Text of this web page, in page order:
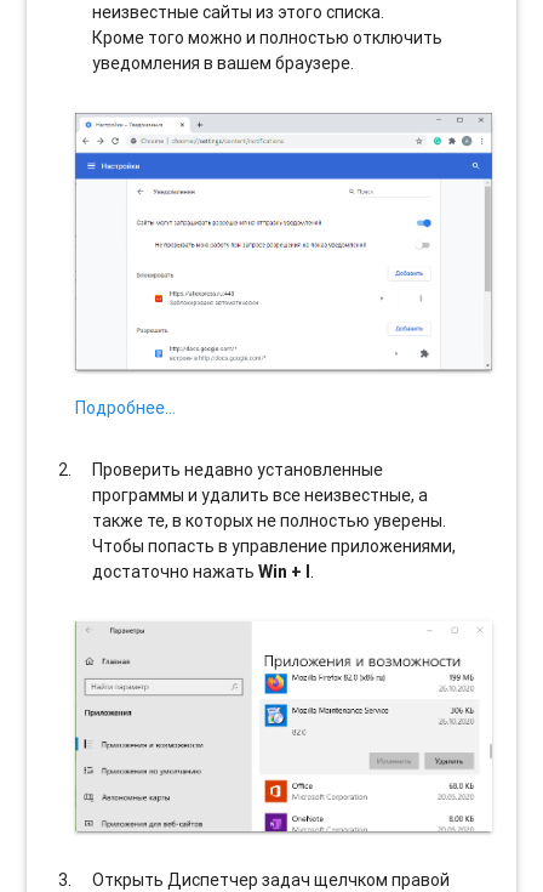
неизвестные сайты из этого списка.
Кроме того можно и полностью отключить
уведомления в вашем браузере.
Подробнее…
Проверить недавно установленные
программы и удалить все неизвестные, а
также те, в которых не полностью уверены.
Чтобы попасть в управление приложениями,
достаточно нажатьWin + I.
Открыть Диспетчер задач щелчком правой